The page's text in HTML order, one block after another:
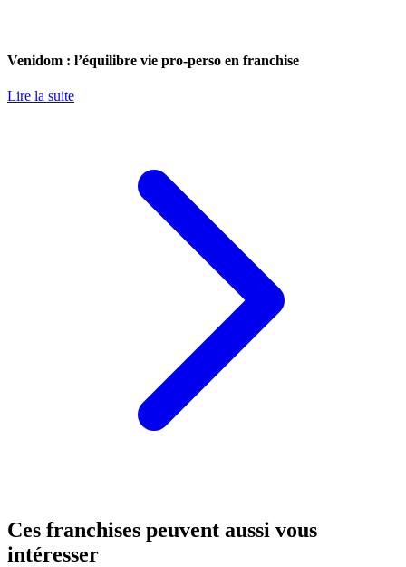
Venidom : l’équilibre vie pro-perso en franchise
Lire la suite
Ces franchises peuvent aussi vous
intéresser